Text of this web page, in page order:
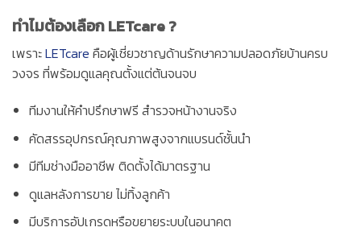
ทำไมต้องเลือก LETcare ?
เพราะLETcare คือผู้เชี่ยวชาญด้านรักษาความปลอดภัยบ้านครบ
วงจร ที่พร้อมดูแลคุณตั้งแต่ต้นจนจบ
ทีมงานให้คำปรึกษาฟรี สำรวจหน้างานจริง
คัดสรรอุปกรณ์คุณภาพสูงจากแบรนด์ชั้นนำ
มีทีมช่างมืออาชีพ ติดตั้งได้มาตรฐาน
ดูแลหลังการขาย ไม่ทิ้งลูกค้า
มีบริการอัปเกรดหรือขยายระบบในอนาคต